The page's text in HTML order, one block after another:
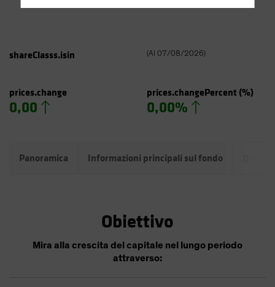
Italy - Italia
Latin America
Luxembourg and Other EMEA
Singapore
South Korea - 대한민국
shareClasss.isin (Al 07/08/2026)
prices.change
0,00
prices.changePercent(%)
0,00%
Panoramica Informazioni principali sul fondo
Obiettivo
Mira alla crescita del capitale nel lungo periodo
attraverso: